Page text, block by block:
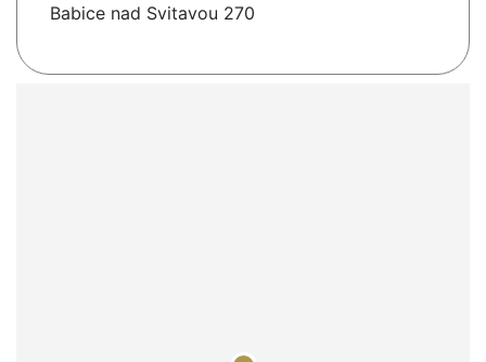
Babice nad Svitavou 270